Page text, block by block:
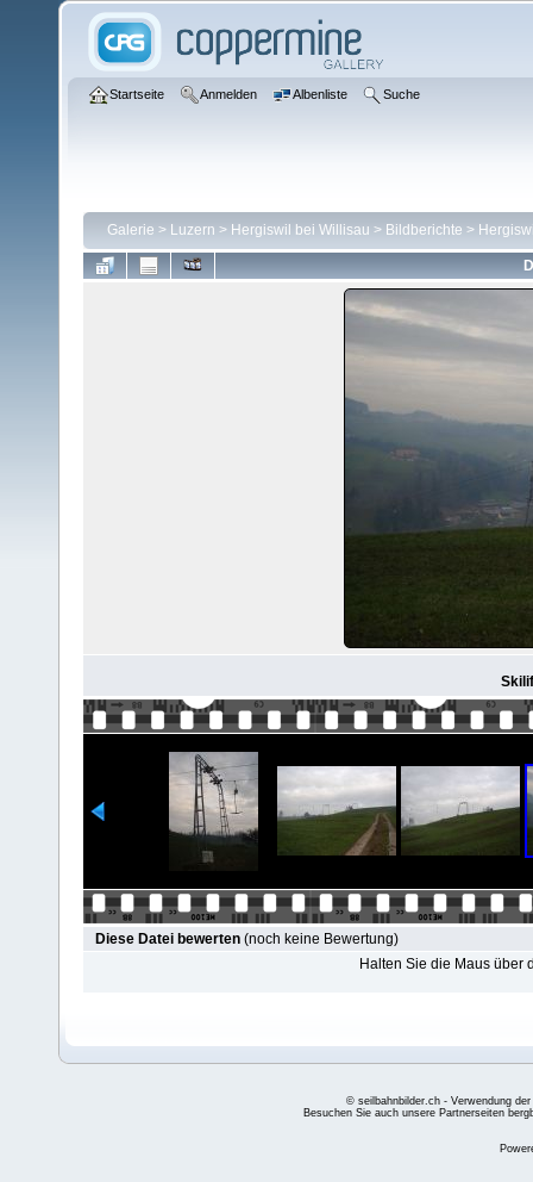
Startseite Anmelden Albenliste Suche
Galerie > Luzern > Hergiswil bei Willisau > Bildberichte >
Diese Datei bewerten (noch keine Bewertung)
Halten Sie die Maus über
© seilbahnbilder.ch - Verwendung
Besuchen Sie auch unsere Partnerseiten